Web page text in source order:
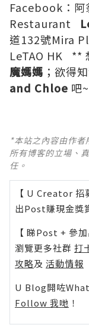
Facebook： 阿
Restaurant
道132號Mira
LeTAO HK **
魔媽媽 ；欲得
and Chloe 吧
*本站之內容由作
所有博客的立場、
任。
【 U Creator 招
出Post賺現金獎
【 睇Post + 參加
瀏覽更多社群 打
攻略及 活動情報
U Blog開咗
Follow 我哋 ！